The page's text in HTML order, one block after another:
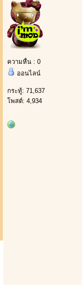
ความหื่น : 0
ออนไลน์
กระทู้: 71,637
โพสต์: 4,934